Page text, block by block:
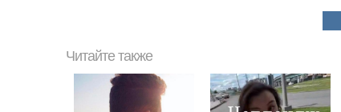
Читайте также